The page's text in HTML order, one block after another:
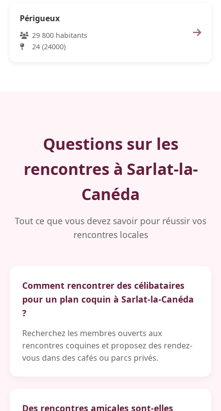
Périgueux
29 800 habitants
24 (24000)
Questions sur les
rencontres à Sarlat-la-
Canéda
Tout ce que vous devez savoir pour réussir vos
rencontres locales
Comment rencontrer des célibataires
pour un plan coquin à Sarlat-la-Canéda
?
Recherchez les membres ouverts aux
rencontres coquines et proposez des rendez-
vous dans des cafés ou parcs privés.
Des rencontres amicales sont-elles